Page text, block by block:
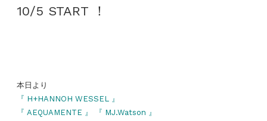
10/5 START ！
本日より
『 H+HANNOH WESSEL 』
『 AEQUAMENTE 』 『 MJ.Watson 』